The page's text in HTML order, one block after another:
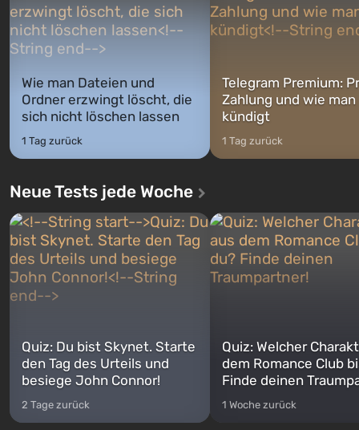
Wie man Dateien und
Ordner erzwingt löscht, die
sich nicht löschen lassen
1 Tag zurück
Telegram Premium:
Zahlung und wie man
kündigt
1 Tag zurück
Neue Tests jede Woche
Quiz: Du bist Skynet. Starte
den Tag des Urteils und
besiege John Connor!
2 Tage zurück
Quiz: Welcher
dem Romance Club
Finde deinen
1 Woche zurück